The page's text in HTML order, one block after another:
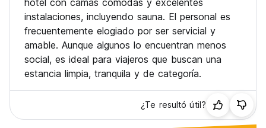
Debe tener 18 años para reservar una habitación, los niños
deben ir acompañados de un adulto, sin mascotas
Niño amigable
De no fumadores
La duración máxima de la estadía es de 10 días (Auto-
translated from original language)
hotel con camas cómodas y excelentes
instalaciones, incluyendo sauna. El personal es
frecuentemente elogiado por ser servicial y
amable. Aunque algunos lo encuentran menos
social, es ideal para viajeros que buscan una
estancia limpia, tranquila y de categoría.
¿Te resultó útil?